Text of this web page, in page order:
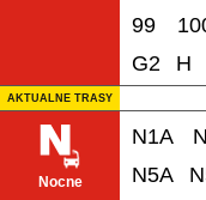
99
G2
H
AKTUALNE TRASY
Nocne
N1A
N5A